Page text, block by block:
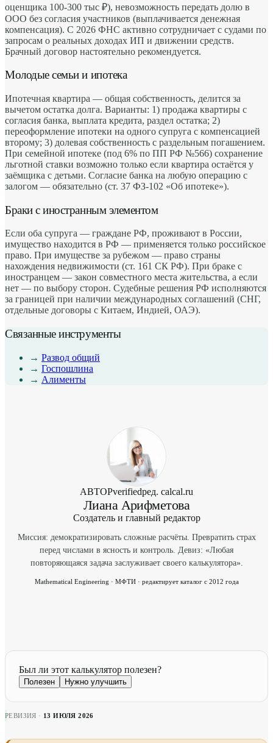
оценщика 100-300 тыс ₽), невозможность передать долю в
ООО без согласия участников (выплачивается денежная
компенсация). С 2026 ФНС активно сотрудничает с судами по
запросам о реальных доходах ИП и движении средств.
Брачный договор настоятельно рекомендуется.
Молодые семьи и ипотека
Ипотечная квартира — общая собственность, делится за
вычетом остатка долга. Варианты: 1) продажа квартиры с
согласия банка, выплата кредита, раздел остатка; 2)
переоформление ипотеки на одного супруга с компенсацией
второму; 3) долевая собственность с раздельным погашением.
При семейной ипотеке (под 6% по ПП РФ №566) сохранение
льготной ставки возможно только если квартира остаётся у
заёмщика с детьми. Согласие банка на любую операцию с
залогом — обязательно (ст. 37 ФЗ-102 «Об ипотеке»).
Браки с иностранным элементом
Если оба супруга — граждане РФ, проживают в России,
имущество находится в РФ — применяется только российское
право. При имуществе за рубежом — право страны
нахождения недвижимости (ст. 161 СК РФ). При браке с
иностранцем — закон совместного места жительства, а если
нет — по выбору сторон. Судебные решения РФ исполняются
за границей при наличии международных соглашений (СНГ,
отдельные договоры с Китаем, Индией, ОАЭ).
Связанные инструменты
→ Развод общий
→ Госпошлина
→ Алименты
АВТОРverifiedред. calcal.ru
Лиана Арифметова
Создатель и главный редактор
Миссия: демократизировать сложные расчёты. Превратить страх
перед числами в ясность и контроль. Девиз: «Любая
повторяющаяся задача заслуживает своего калькулятора».
Mathematical Engineering · МФТИ · редактирует каталог с 2012 года
Был ли этот калькулятор полезен?
Полезен Нужно улучшить
РЕВИЗИЯ · 13 ИЮЛЯ 2026